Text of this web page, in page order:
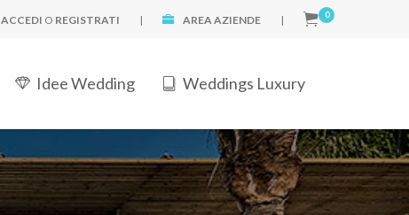
ACCEDI O REGISTRATI | AREA AZIENDE | 0
Idee Wedding Weddings Luxury